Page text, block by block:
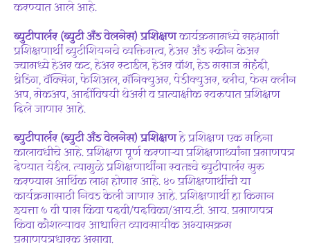
करण्यात आले आहे.
ब्युटीपार्लर (ब्युटी अँड वेलनेस) प्रशिक्षणकार्यक्रमामध्ये सहभागी
प्रशिक्षणार्थीं ब्युटीशियनचे व्यक्तिमत्व, हेअर अँड स्कीन केअर
ज्यामध्ये हेअर कट, हेअर स्टाईल, हेअर वॉश, हेड मसाज मेहंदी,
थ्रेडिंग, वॅक्सिंग, फेशिअल, मॅनिक्युअर, पेडीक्युअर, ब्लीच, फेस क्लीन
अप, मेकअप, आदींविषयी थेअरी व प्रात्याक्षीक स्वरुपात प्रशिक्षण
दिले जाणार आहे.
ब्युटीपार्लर (ब्युटी अँड वेलनेस) प्रशिक्षणहे प्रशिक्षण एक महिना
कालावधीचे आहे. प्रशिक्षण पूर्ण करणाऱ्या प्रशिक्षणार्थ्यांना प्रमाणपत्र
देण्यात येईल. त्यामुळे प्रशिक्षणार्थींना स्वतःचे ब्युटीपार्लर सुरु
करण्यास आर्थिक लाभ होणार आहे. ४० प्रशिक्षणार्थीची या
कार्यक्रमासाठी निवड केली जाणार आहे. प्रशिक्षणार्थी हा किमान
इयत्ता ७ वी पास किंवा पदवी/पदविका/आय.टी. आय. प्रमाणपत्र
किंवा कौशल्यावर आधारित व्यावसायीक अभ्यासक्रम
प्रमाणपत्रधारक असावा.